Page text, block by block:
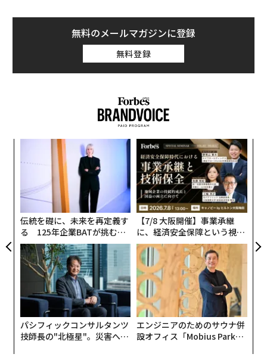
無料のメールマガジンに登録
無料登録
伝統を礎に、未来を再定義す
る 125年企業BATが挑むス
モークレスな未来
【7/8 大阪開催】事業承継
に、経済安全保障という視点
が加わるとき──経営者が問
われる新たな判断軸
パシフィックコンサルタンツ
技師長の"北極星"。災害への
エンジニアのためのサウナ併
設オフィス「Mobius Park」